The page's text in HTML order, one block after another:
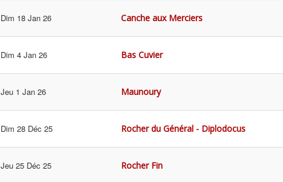
Dim 18 Jan 26 Canche aux Merciers
Dim 4 Jan 26 Bas Cuvier
Jeu 1 Jan 26 Maunoury
Dim 28 Déc 25 Rocher du Général - Diplodocus
Jeu 25 Déc 25 Rocher Fin